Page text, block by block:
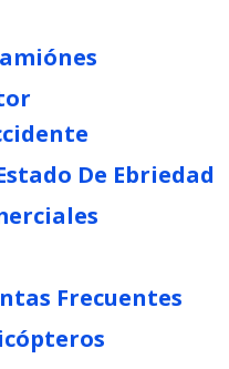
De Ebriedad
Frecuentes